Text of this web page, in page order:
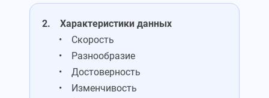
2. Характеристики данных
• Скорость
• Разнообразие
• Достоверность
• Изменчивость